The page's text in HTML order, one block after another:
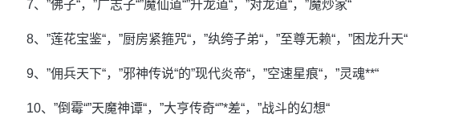
7、”佛子“，”广志子“”魔仙道“”升龙道“，”对龙道“，”魔炒家“
8、”莲花宝鉴“，”厨房紧箍咒“，”纨绔子弟“，”至尊无赖“，”困龙升天“
9、”佣兵天下“，”邪神传说“的”现代炎帝“，”空速星痕“，”灵魂**“
10、”倒霉“”天魔神谭“，”大亨传奇“”*差“，”战斗的幻想“